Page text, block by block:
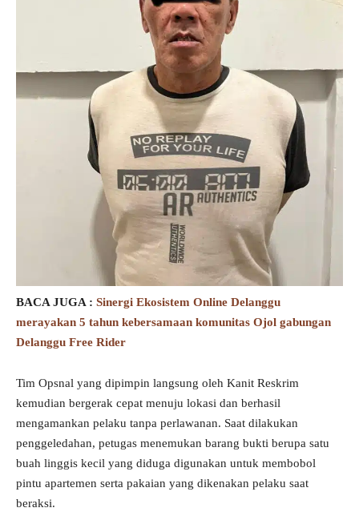
BACA JUGA : Sinergi Ekosistem Online Delanggu
merayakan 5 tahun kebersamaan komunitas Ojol gabungan
Delanggu Free Rider
Tim Opsnal yang dipimpin langsung oleh Kanit Reskrim
kemudian bergerak cepat menuju lokasi dan berhasil
mengamankan pelaku tanpa perlawanan. Saat dilakukan
penggeledahan, petugas menemukan barang bukti berupa satu
buah linggis kecil yang diduga digunakan untuk membobol
pintu apartemen serta pakaian yang dikenakan pelaku saat
beraksi.